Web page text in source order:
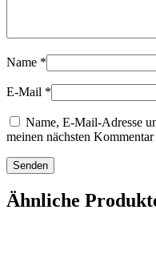
Name *
E-Mail *
Name, E-Mail-Adresse
meinen nächsten Kommentar
Ähnliche